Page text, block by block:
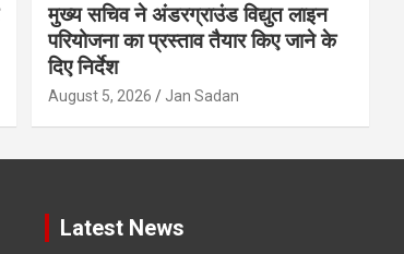
मुख्य सचिव ने अंडरग्राउंड विद्युत लाइन
परियोजना का प्रस्ताव तैयार किए जाने के
दिए निर्देश
August 5, 2026 Jan Sadan
Latest News